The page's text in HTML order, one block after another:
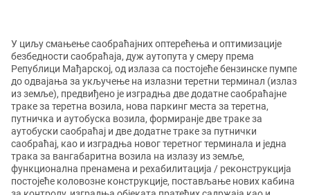
У циљу смањење саобраћајних оптерећења и оптимизације
безбедности саобраћаја, дуж аутопута у смеру према
Републици Мађарској, од излаза са постојеће бензинске пумпе
до одвајања за укључење на излазни теретни терминал (излаз
из земље), предвиђено је изградња две додатне саобраћајне
траке за теретна возила, нова паркинг места за теретна,
путничка и аутобуска возила, формиранје две траке за
аутобуски саобраћај и две додатне траке за путнички
саобраћај, као и изградња новог теретног терминала и једна
трака за вангабаритна возила на излазу из земље,
функционална пренамена и рехабилитација / реконструкција
постојеће коловозне конструкције, постављање нових кабина